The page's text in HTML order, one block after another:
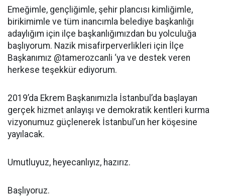
Emeğimle, gençliğimle, şehir plancısı kimliğimle,
birikimimle ve tüm inancımla belediye başkanlığı
adaylığım için ilçe başkanlığımızdan bu yolculuğa
başlıyorum. Nazik misafirperverlikleri için İlçe
Başkanımız @tamerozcanli ‘ya ve destek veren
herkese teşekkür ediyorum.
2019’da Ekrem Başkanımızla İstanbul’da başlayan
gerçek hizmet anlayışı ve demokratik kentleri kurma
vizyonumuz güçlenerek İstanbul’un her köşesine
yayılacak.
Umutluyuz, heyecanlıyız, hazırız.
Başlıyoruz.